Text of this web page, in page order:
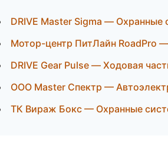
DRIVE Master Sigma —
Мотор-центр ПитЛайн RoadPro
DRIVE Gear Pulse — Ходовая
ООО Master Спектр —
ТК Вираж Бокс — Охранные